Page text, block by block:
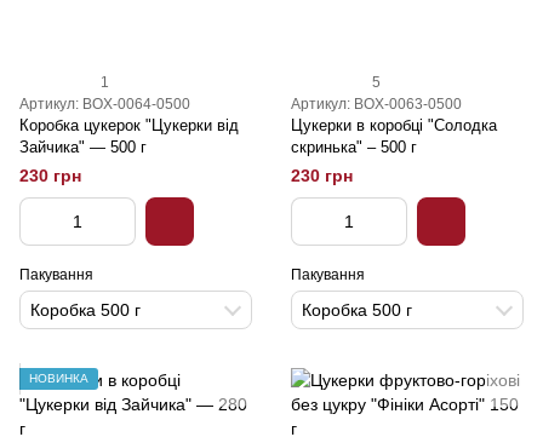
1
Артикул: BOX-0064-0500
Коробка цукерок "Цукерки від
Зайчика" — 500 г
230 грн
Пакування
Коробка 500 г
5
Артикул: BOX-0063-0500
Цукерки в коробці "Солодка
скринька" – 500 г
230 грн
Пакування
Коробка 500 г
НОВИНКА